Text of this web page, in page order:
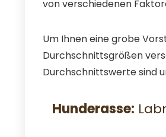
von verschiedenen
Um Ihnen eine grobe
Durchschnittsgrößen
Durchschnittswerte sind
Hunderasse: